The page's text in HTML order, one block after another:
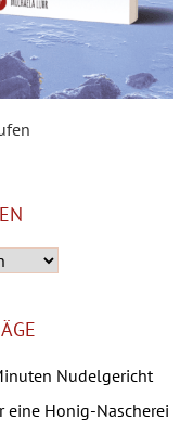
Nudelgericht
eine Honig-Nascherei